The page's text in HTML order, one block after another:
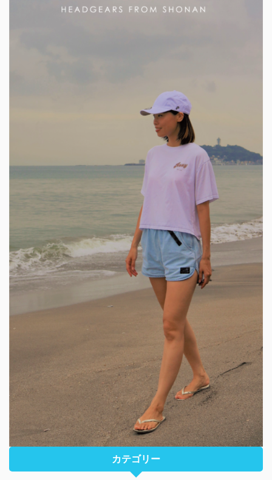
カテゴリー